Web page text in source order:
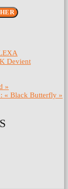
Devient
»
« Black Butterfly »